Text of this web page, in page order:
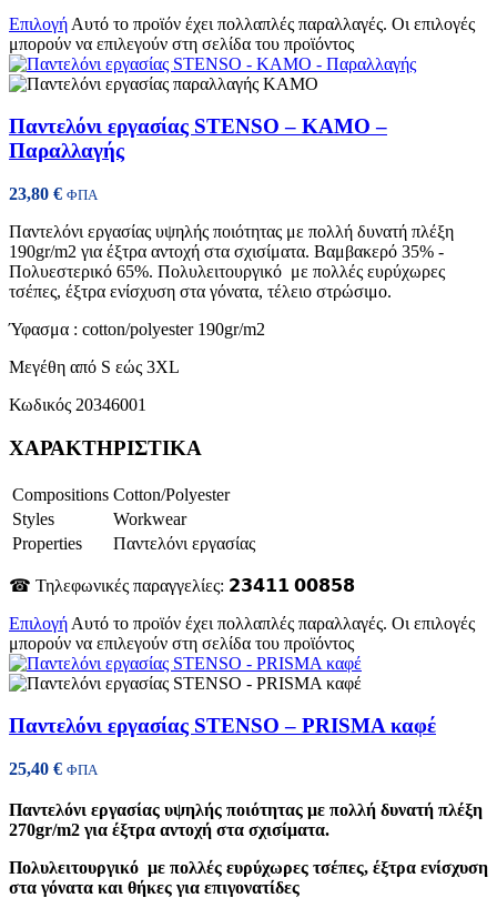
Επιλογή Αυτό το προϊόν έχει πολλαπλές παραλλαγές. Οι επιλογές
μπορούν να επιλεγούν στη σελίδα του προϊόντος
Παντελόνι εργασίας STENSO – KAMO –
Παραλλαγής
23,80 € ΦΠΑ
Παντελόνι εργασίας υψηλής ποιότητας με πολλή δυνατή πλέξη
190gr/m2 για έξτρα αντοχή στα σχισίματα. Βαμβακερό 35% -
Πολυεστερικό 65%. Πολυλειτουργικό με πολλές ευρύχωρες
τσέπες, έξτρα ενίσχυση στα γόνατα, τέλειο στρώσιμο.
Ύφασμα : cotton/polyester 190gr/m2
Μεγέθη από S εώς 3XL
Κωδικός 20346001
ΧΑΡΑΚΤΗΡΙΣΤΙΚΑ
Compositions Cotton/Polyester
Styles
Workwear
Properties
Παντελόνι εργασίας
☎ Τηλεφωνικές παραγγελίες: 𝟮𝟯𝟰𝟭𝟭 𝟬𝟬𝟴𝟱𝟴
Επιλογή Αυτό το προϊόν έχει πολλαπλές παραλλαγές. Οι επιλογές
μπορούν να επιλεγούν στη σελίδα του προϊόντος
Παντελόνι εργασίας STENSO – PRISMA καφέ
25,40 € ΦΠΑ
Παντελόνι εργασίας υψηλής ποιότητας με πολλή δυνατή πλέξη
270gr/m2 για έξτρα αντοχή στα σχισίματα.
Πολυλειτουργικό με πολλές ευρύχωρες τσέπες, έξτρα ενίσχυση
στα γόνατα και θήκες για επιγονατίδες